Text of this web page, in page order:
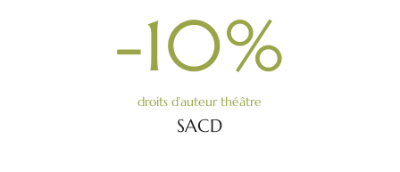
-10%
droits d’auteur théâtre
SACD